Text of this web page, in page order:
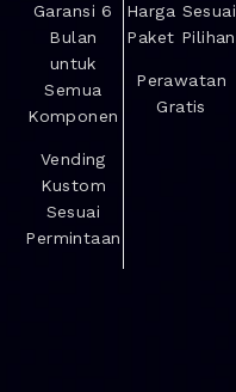
Garansi 6
Bulan
untuk
Semua
Komponen
Vending
Kustom
Sesuai
Permintaan
Harga Sesuai
Paket Pilihan
Perawatan
Gratis